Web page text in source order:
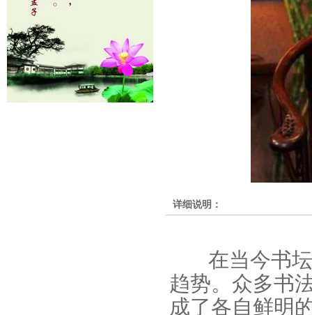
详细说明：
在当今书
趋势。众多书
成了各自鲜明